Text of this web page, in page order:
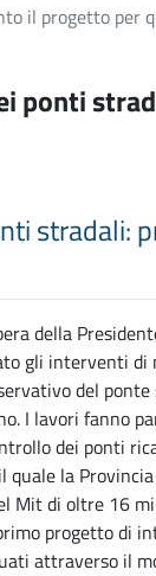
il progetto per
ponti
stradali:
della
gli interventi
del ponte
I lavori fanno
dei ponti
quale la
Mit di oltre 16
progetto di
attraverso il